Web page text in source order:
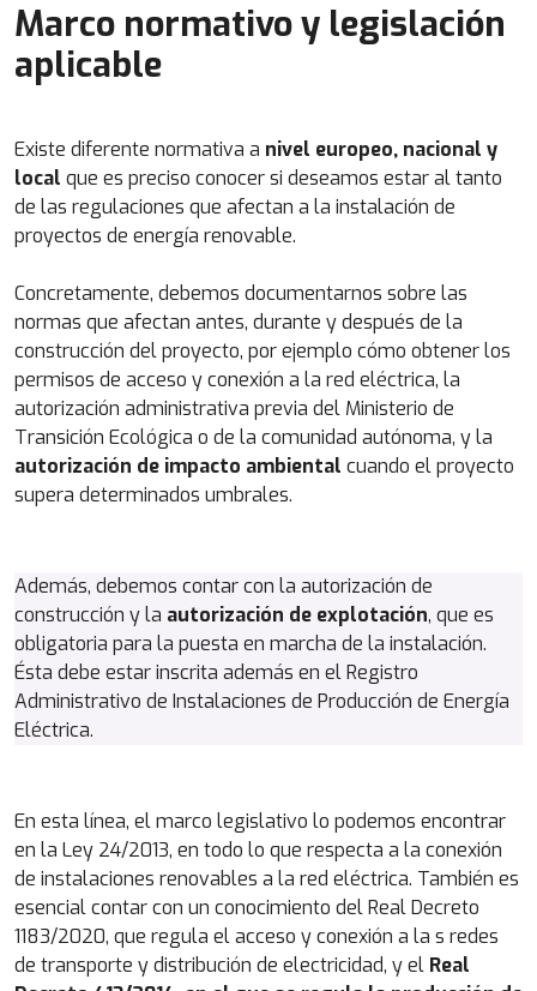
Marco normativo y legislación
aplicable
Existe diferente normativa a nivel europeo, nacional y
local que es preciso conocer si deseamos estar al tanto
de las regulaciones que afectan a la instalación de
proyectos de energía renovable.
Concretamente, debemos documentarnos sobre las
normas que afectan antes, durante y después de la
construcción del proyecto, por ejemplo cómo obtener los
permisos de acceso y conexión a la red eléctrica, la
autorización administrativa previa del Ministerio de
Transición Ecológica o de la comunidad autónoma, y la
autorización de impacto ambiental cuando el proyecto
supera determinados umbrales.
Además, debemos contar con la autorización de
construcción y la autorización de explotación, que es
obligatoria para la puesta en marcha de la instalación.
Ésta debe estar inscrita además en el Registro
Administrativo de Instalaciones de Producción de Energía
Eléctrica.
En esta línea, el marco legislativo lo podemos encontrar
en la Ley 24/2013, en todo lo que respecta a la conexión
de instalaciones renovables a la red eléctrica. También es
esencial contar con un conocimiento del Real Decreto
1183/2020, que regula el acceso y conexión a la s redes
de transporte y distribución de electricidad, y el Real